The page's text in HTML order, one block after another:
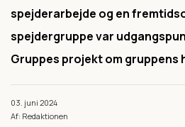
spejderarbejde og en
spejdergruppe var
Gruppes projekt om gruppens
03. juni 2024
Af: Redaktionen